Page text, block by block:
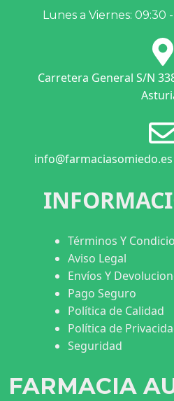
Lunes a Viernes: 09:30
Carretera General S/N
Términos Y
Aviso Legal
Envíos Y
Pago Seguro
Política de Calidad
Política de
Seguridad
FARMACIA